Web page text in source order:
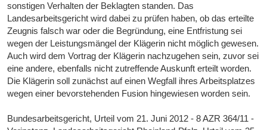
sonstigen Verhalten der Beklagten standen. Das
Landesarbeitsgericht wird dabei zu prüfen haben, ob das erteilte
Zeugnis falsch war oder die Begründung, eine Entfristung sei
wegen der Leistungsmängel der Klägerin nicht möglich gewesen.
Auch wird dem Vortrag der Klägerin nachzugehen sein, zuvor sei
eine andere, ebenfalls nicht zutreffende Auskunft erteilt worden.
Die Klägerin soll zunächst auf einen Wegfall ihres Arbeitsplatzes
wegen einer bevorstehenden Fusion hingewiesen worden sein.
Bundesarbeitsgericht, Urteil vom 21. Juni 2012 - 8 AZR 364/11 -